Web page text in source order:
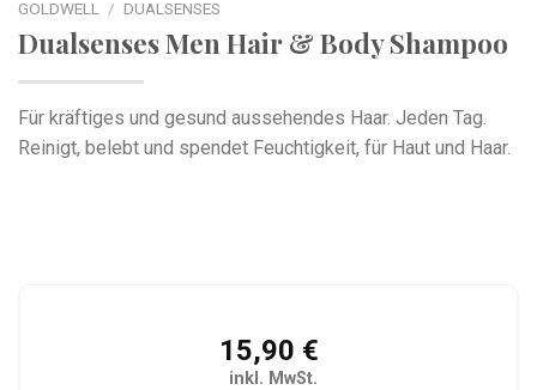
GOLDWELL / DUALSENSES
Dualsenses Men Hair & Body Shampoo
Für kräftiges und gesund aussehendes Haar. Jeden Tag.
Reinigt, belebt und spendet Feuchtigkeit, für Haut und Haar.
15,90 €
inkl. MwSt.